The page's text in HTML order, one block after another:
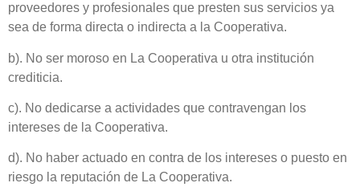
proveedores y profesionales que presten sus servicios ya
sea de forma directa o indirecta a la Cooperativa.
b). No ser moroso en La Cooperativa u otra institución
crediticia.
c). No dedicarse a actividades que contravengan los
intereses de la Cooperativa.
d). No haber actuado en contra de los intereses o puesto en
riesgo la reputación de La Cooperativa.